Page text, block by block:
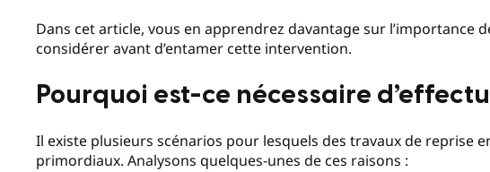
Dans cet article, vous en apprendrez davantage sur l’importance
considérer avant d’entamer cette intervention.
Pourquoi est-ce nécessaire
Il existe plusieurs scénarios pour lesquels des travaux de reprise
primordiaux. Analysons quelques-unes de ces raisons :